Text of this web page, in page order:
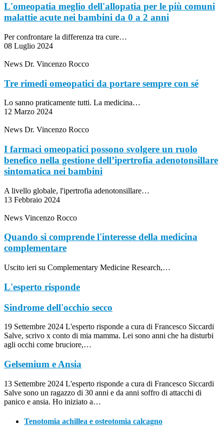
L'omeopatia meglio dell'allopatia per le più comuni
malattie acute nei bambini da 0 a 2 anni
Per confrontare la differenza tra cure…
08 Luglio 2024
News Dr. Vincenzo Rocco
Tre rimedi omeopatici da portare sempre con sé
Lo sanno praticamente tutti. La medicina…
12 Marzo 2024
News Dr. Vincenzo Rocco
I farmaci omeopatici possono svolgere un ruolo
benefico nella gestione dell’ipertrofia adenotonsillare
sintomatica nei bambini
A livello globale, l'ipertrofia adenotonsillare…
13 Febbraio 2024
News Vincenzo Rocco
Quando si comprende l'interesse della medicina
complementare
Uscito ieri su Complementary Medicine Research,…
L'esperto risponde
Sindrome dell'occhio secco
19 Settembre 2024 L'esperto risponde a cura di Francesco Siccardi
Salve, scrivo x conto di mia mamma. Lei sono anni che ha disturbi
agli occhi come bruciore,…
Gelsemium e Ansia
13 Settembre 2024 L'esperto risponde a cura di Francesco Siccardi
Salve sono un ragazzo di 30 anni e da anni soffro di attacchi di
panico e ansia. Ho iniziato a…
Tenotomia achillea e osteotomia calcagno